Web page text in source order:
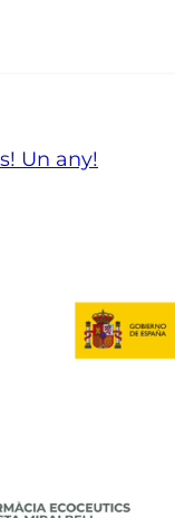
Un any!